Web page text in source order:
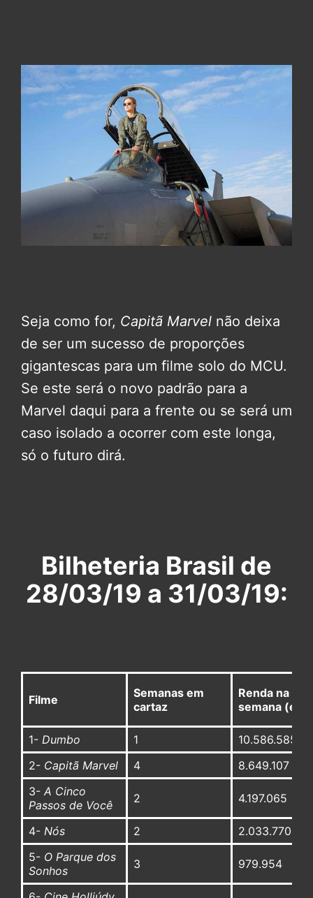
Seja como for, Capitã Marvel não deixa
de ser um sucesso de proporções
gigantescas para um filme solo do MCU.
Se este será o novo padrão para a
Marvel daqui para a frente ou se será um
caso isolado a ocorrer com este longa,
só o futuro dirá.
Bilheteria Brasil de
28/03/19 a 31/03/19:
Filme
Semanas em
cartaz
Renda na
semana (em
1- Dumbo 1
10.586.585
2- Capitã Marvel 4
8.649.107
3- A Cinco
Passos de Você
2 4.197.065
4- Nós 2
2.033.770
5- O Parque dos
Sonhos
3 979.954